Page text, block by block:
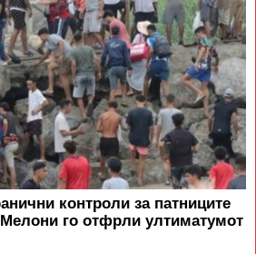
контроли за патниците
Мелони го отфрли ултиматумот